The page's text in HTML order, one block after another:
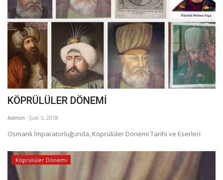
KÖPRÜLÜLER DÖNEMİ
Admin Şub 5, 2018
Osmanlı İmparatorluğunda, Köprülüler Dönemi Tarihi ve Eserleri
Köprülüler Dönemi